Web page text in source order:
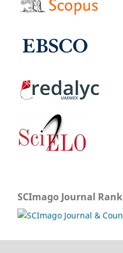
SCImago Journal Rank